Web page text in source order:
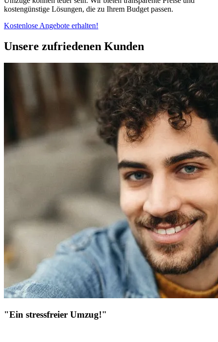
kostengünstige Lösungen, die zu Ihrem Budget passen.
Kostenlose Angebote erhalten!
Unsere zufriedenen Kunden
"Ein stressfreier Umzug!"